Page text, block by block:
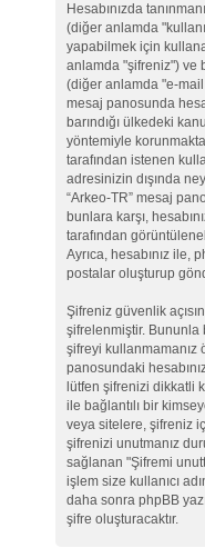
Hesabınızda
(diğer anlamda
yapabilmek için
anlamda "şifreniz") ve
(diğer anlamda "e-
mesaj panosunda
barındığı ülkedeki
yöntemiyle
tarafından istenen
adresinizin dışında
“Arkeo-TR” mesaj
bunlara karşı,
tarafından
Ayrıca, hesabınız ile,
postalar oluşturup
Şifreniz güvenlik
şifrelenmiştir. Bununla
şifreyi kullanmamanız
panosundaki
lütfen şifrenizi dikkatli
ile bağlantılı bir
veya sitelere, şifreniz
şifrenizi unutmanız
sağlanan "Şifremi
işlem size kullanıcı
daha sonra phpBB
şifre oluşturacaktır.